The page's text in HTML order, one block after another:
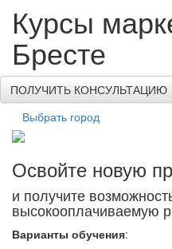
Курсы
Бресте
ПОЛУЧИТЬ КОНСУЛЬТАЦИЮ
Выбрать город
Освойте новую
и получите
высокооплачиваемую
Варианты обучения: